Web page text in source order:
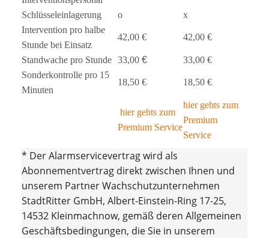
Schlüsseleinlagerung o
x
Intervention pro halbe
Stunde bei Einsatz
42,00 € 42,00 €
Standwache pro Stunde 33,00 €
33,00 €
Sonderkontrolle pro 15
Minuten
18,50 € 18,50 €
hier gehts zum
Premium Service
hier gehts zum
Premium
Service
* Der Alarmservicevertrag wird als
Abonnementvertrag direkt zwischen Ihnen und
unserem Partner Wachschutzunternehmen
StadtRitter GmbH, Albert-Einstein-Ring 17-25,
14532 Kleinmachnow, gemäß deren Allgemeinen
Geschäftsbedingungen, die Sie in unserem